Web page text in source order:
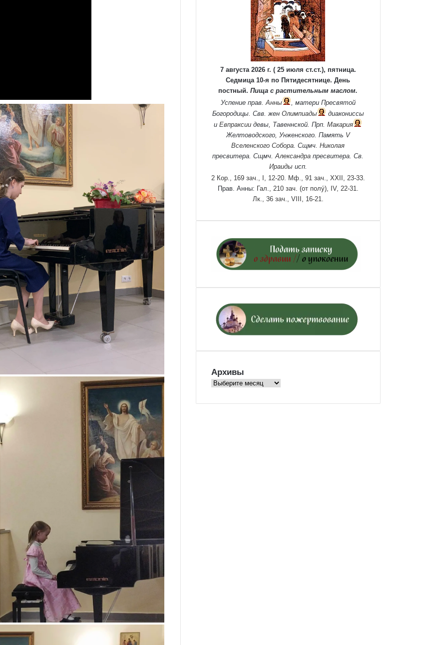
7 августа 2026 г. ( 25 июля ст.ст.), пятница.
Седмица 10-я по Пятидесятнице. День
постный.Пища с растительным маслом.
Успение прав.Анны
, матери Пресвятой
Богородицы. Свв. жен Олимпиады
диакониссы
иЕвпраксии девы, Тавеннской. Прп.Макария
Желтоводского, Унженского. Память V
Вселенского Собора. Сщмч.Николая
пресвитера. Сщмч.Александра пресвитера. Св.
Ираидыисп.
2 Кор., 169 зач., I, 12-20. Мф., 91 зач., XXII, 23-33.
Прав. Анны: Гал., 210 зач. (от полу́), IV, 22-31.
Лк., 36 зач., VIII, 16-21.
Архивы
Архивы